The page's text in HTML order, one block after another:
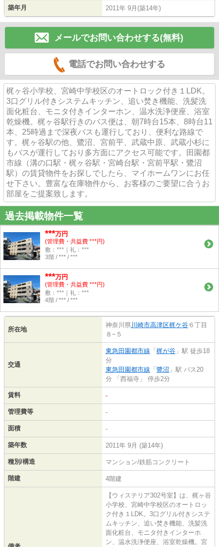
築年月 2011年 9月(築14年)
メールでお問い合わせする(無料)
電話でお問い合わせする
梶ヶ谷小学校、宮崎中学校区のオートロック付き１LDK。
3口グリル付きシステムキッチン、追い焚き機能、洗髪洗
面化粧台、モニタ付きインターホン、温水洗浄便座、浴室
乾燥機。梶ヶ谷駅行きのバス便は、朝7時台15本、8時台11
本、25時過まで深夜バスも運行しており、便利な路線で
す。梶ヶ谷駅の他、鷺沼、宮前平、武蔵中原、武蔵小杉に
もバスが運行しており多方面にアクセス可能です。田園都
市線（溝の口駅・梶ヶ谷駅・宮崎台駅・宮前平駅・鷺沼
駅）の賃貸物件をお探しでしたら、マイホームワンにお任
せ下さい。豊富な在庫物件から、お客様のご要望に合うお
部屋をご提案致します。
過去掲載物件一覧
***万円
(管理費・共益費 ***円)
敷：***｜礼：***
3階 / *** / ***
***万円
(管理費・共益費 ***円)
敷：***｜礼：***
4階 / *** / ***
所在地
神奈川県川崎市高津区梶ケ谷 ６丁目
８−５
交通
東急田園都市線 「 梶が谷 」駅 徒歩18
分
東急田園都市線 「 鷺沼 」駅 バス20
分 「西福寺」 停歩2分
賃料 -
管理費等 -
面積 -
築年数 2011年 9月 (築14年)
種別/構造 マンション/鉄筋コンクリート
階建 4階建
【ウィステリア302号室】は、梶ヶ谷
小学校、宮崎中学校区のオートロッ
ク付き１LDK。3口グリル付きシステ
ムキッチン、追い焚き機能、洗髪洗
面化粧台、モニタ付きインターホ
ン、温水洗浄便座、浴室乾燥機。宮